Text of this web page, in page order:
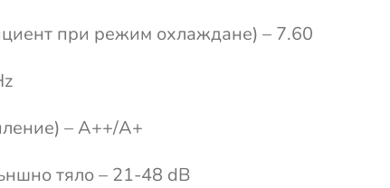
при режим охлаждане) – 7.60
– A++/A+
тяло – 21-48 dB